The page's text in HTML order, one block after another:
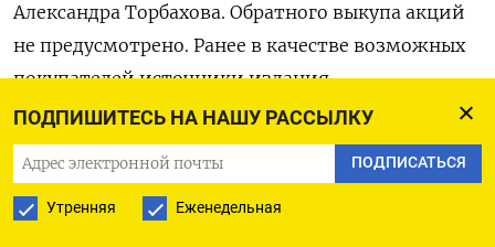
ПОДПИШИТЕСЬ НА НАШУ РАССЫЛКУ
ПОДПИСАТЬСЯ
Утренняя Еженедельная
Александра Торбахова. Обратного выкупа акций
не предусмотрено. Ранее в качестве возможных
покупателей источники издания
называли «Газпром-медиа холдинг», МТС
и Сбербанк.
Одним из ключевых условий соглашения